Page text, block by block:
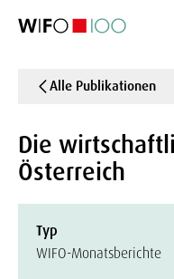
Alle Publikationen
Die
Österreich
Typ
WIFO-Monatsberichte